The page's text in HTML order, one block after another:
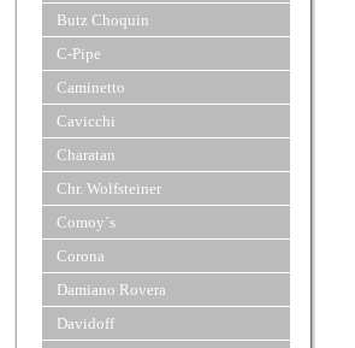
Butz Choquin
C-Pipe
Caminetto
Cavicchi
Charatan
Chr. Wolfsteiner
Comoy´s
Corona
Damiano Rovera
Davidoff